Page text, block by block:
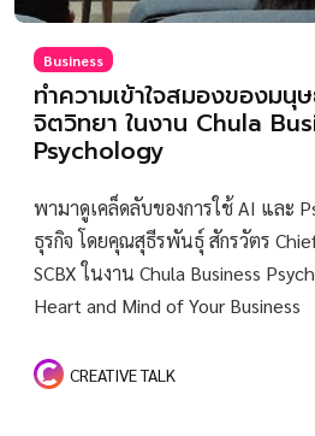
Business
ทำความเข้าใจสมองของมนุ
จิตวิทยา ในงาน Chula
Psychology
พามาดูเคล็ดลับของการใช้ AI และ
ธุรกิจ โดยคุณสุธีรพันธุ์ สักรวัตร
SCBX ในงาน Chula Business
Heart and Mind of Your Business
CREATIVE TALK